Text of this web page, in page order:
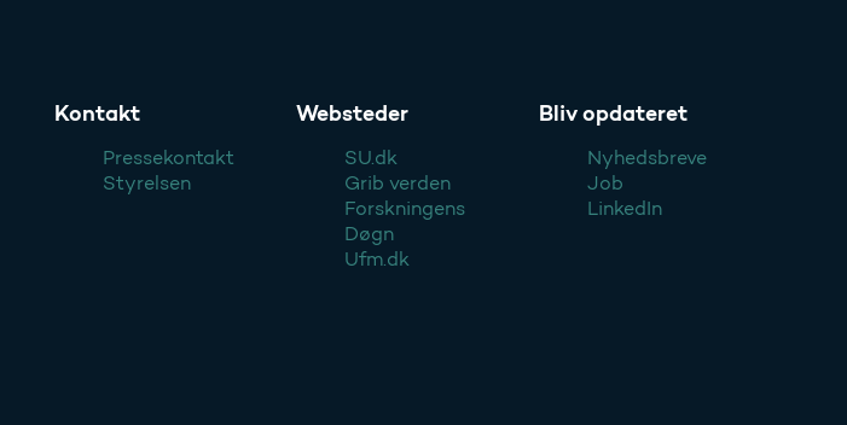
Kontakt
Pressekontakt
Styrelsen
Websteder
SU.dk
Grib verden
Forskningens
Døgn
Ufm.dk
Bliv opdateret
Nyhedsbreve
Job
LinkedIn